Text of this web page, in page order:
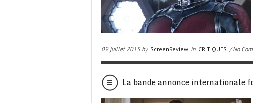
09 juillet 2015 by ScreenReview in CRITIQUES / No
La bande annonce internationale